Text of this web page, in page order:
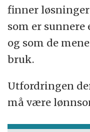
finner
som er
og som de
bruk.
Utfordringen
må være